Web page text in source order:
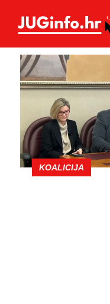
KOALICIJA